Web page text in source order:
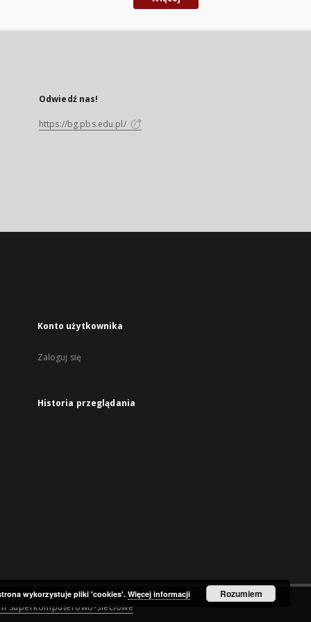
Odwiedź nas!
https://bg.pbs.edu.pl/
Konto użytkownika
Zaloguj się
Historia przeglądania
Superkomputerowo-Sieciowe
wykorzystuje pliki 'cookies'.Więcej informacji Rozumiem